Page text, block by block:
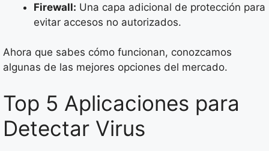
Firewall: Una capa adicional de protección para
evitar accesos no autorizados.
Ahora que sabes cómo funcionan, conozcamos
algunas de las mejores opciones del mercado.
Top 5 Aplicaciones para
Detectar Virus